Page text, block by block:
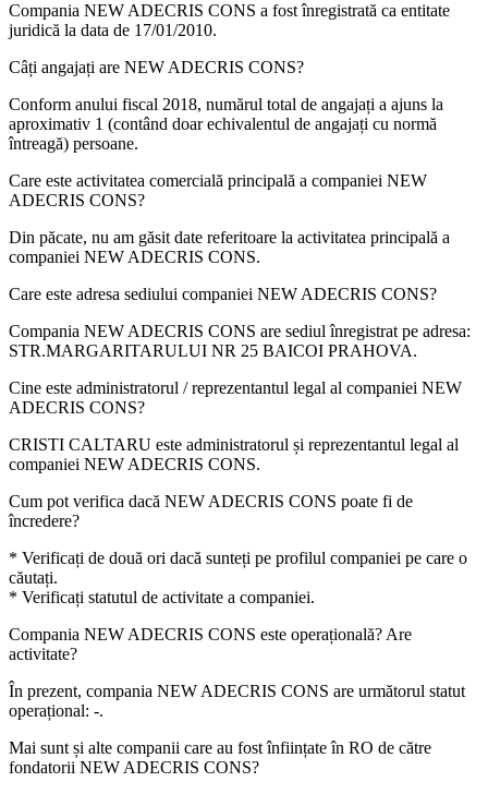
Compania NEW ADECRIS CONS a fost înregistrată ca entitate
juridică la data de 17/01/2010.
Câți angajați are NEW ADECRIS CONS?
Conform anului fiscal 2018, numărul total de angajați a ajuns la
aproximativ 1 (contând doar echivalentul de angajați cu normă
întreagă) persoane.
Care este activitatea comercială principală a companiei NEW
ADECRIS CONS?
Din păcate, nu am găsit date referitoare la activitatea principală a
companiei NEW ADECRIS CONS.
Care este adresa sediului companiei NEW ADECRIS CONS?
Compania NEW ADECRIS CONS are sediul înregistrat pe adresa:
STR.MARGARITARULUI NR 25 BAICOI PRAHOVA.
Cine este administratorul / reprezentantul legal al companiei NEW
ADECRIS CONS?
CRISTI CALTARU este administratorul și reprezentantul legal al
companiei NEW ADECRIS CONS.
Cum pot verifica dacă NEW ADECRIS CONS poate fi de
încredere?
* Verificați de două ori dacă sunteți pe profilul companiei pe care o
căutați.
* Verificați statutul de activitate a companiei.
Compania NEW ADECRIS CONS este operațională? Are
activitate?
În prezent, compania NEW ADECRIS CONS are următorul statut
operațional: -.
Mai sunt și alte companii care au fost înființate în RO de către
fondatorii NEW ADECRIS CONS?